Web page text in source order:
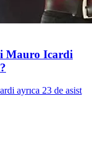
Mauro Icardi
ayrıca 23 de asist